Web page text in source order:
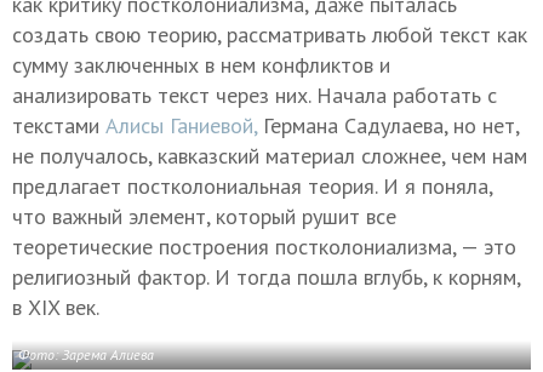
создать свою теорию, рассматривать любой текст как
сумму заключенных в нем конфликтов и
анализировать текст через них. Начала работать с
текстами Алисы Ганиевой,Германа Садулаева, но нет,
не получалось, кавказский материал сложнее, чем нам
предлагает постколониальная теория. И я поняла,
что важный элемент, который рушит все
теоретические построения постколониализма, — это
религиозный фактор. И тогда пошла вглубь, к корням,
в XIX век.
Фото: Зарема Алиева